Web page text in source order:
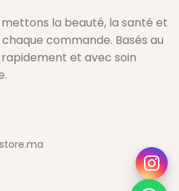
la beauté, la santé et
commande. Basés au
et avec soin